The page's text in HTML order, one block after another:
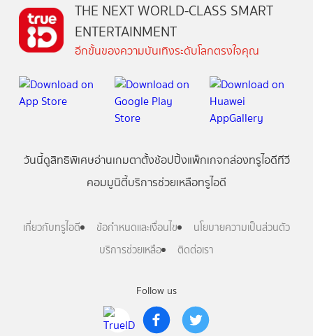
Follow us
THE NEXT WORLD-CLASS SMART
ENTERTAINMENT
อีกขั้นของความบันเทิงระดับโลกตรงใจคุณ
วันนี้ดูสิทธิพิเศษอ่านเกมตาตั้งช้อปปิ้งแพ็กเกจกล่องทรูไอดีทีวี
คอมมูนิตี้บริการช่วยเหลือทรูไอดี
เกี่ยวกับทรูไอดี ข้อกำหนดและเงื่อนไข
นโยบายความเป็นส่วนตัว
บริการช่วยเหลือ
ติดต่อเรา